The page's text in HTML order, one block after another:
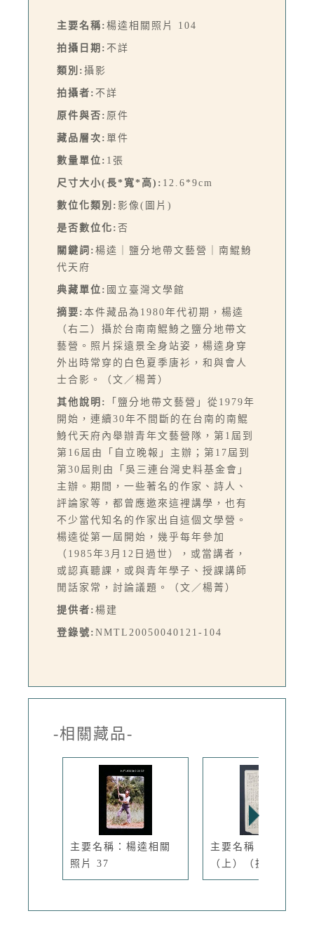
主要名稱: 楊逵相關照片 104
拍攝日期: 不詳
類別: 攝影
拍攝者: 不詳
原件與否: 原件
藏品層次: 單件
數量單位: 1張
尺寸大小(長*寬*高): 12.6*9cm
數位化類別: 影像(圖片)
是否數位化: 否
關鍵詞: 楊逵｜鹽分地帶文藝營｜南鯤鯓
代天府
典藏單位: 國立臺灣文學館
摘要: 本件藏品為1980年代初期，楊逵
（右二）攝於台南南鯤鯓之鹽分地帶文
藝營。照片採遠景全身站姿，楊逵身穿
外出時常穿的白色夏季唐衫，和與會人
士合影。（文／楊菁）
其他說明:
「鹽分地帶文藝營」從1979年
開始，連續30年不間斷的在台南的南鯤
鯓代天府內舉辦青年文藝營隊，第1屆到
第16屆由「自立晚報」主辦；第17屆到
第30屆則由「吳三連台灣史料基金會」
主辦。期間，一些著名的作家、詩人、
評論家等，都曾應邀來這裡講學，也有
不少當代知名的作家出自這個文學營。
楊逵從第一屆開始，幾乎每年參加
（1985年3月12日過世），或當講者，
或認真聽課，或與青年學子、授課講師
閒話家常，討論議題。（文／楊菁）
提供者: 楊建
登錄號: NMTL20050040121-104
-相關藏品-
主要名稱：楊逵相關
照片 37
主要名稱：犬猿隣組
（上）（拆...